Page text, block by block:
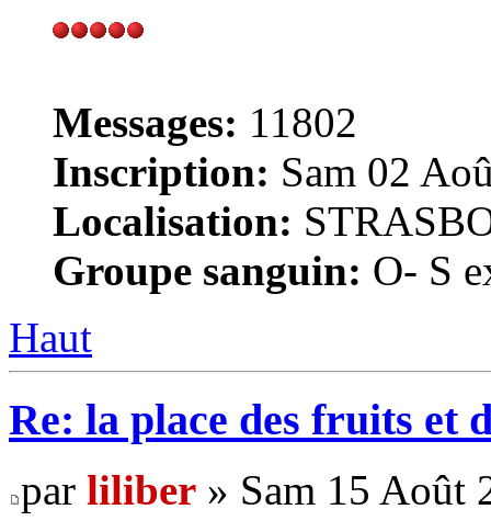
Messages: 11802
Inscription: Sam 02
Localisation:
Groupe sanguin: O- S
Haut
Re: la place des fruits et
par liliber » Sam 15 Août